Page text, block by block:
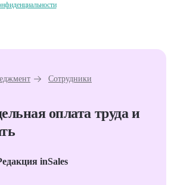
Сотрудники
оплата труда и
inSales